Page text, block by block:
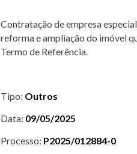
Contratação de empresa
reforma e ampliação do imóvel
Termo de Referência.
Tipo: Outros
Data: 09/05/2025
Processo: P2025/012884-0